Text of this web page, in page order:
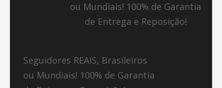
ou Mundiais! 100% de Garantia
de Entrega e Reposição!
Seguidores REAIS, Brasileiros
ou Mundiais! 100% de Garantia